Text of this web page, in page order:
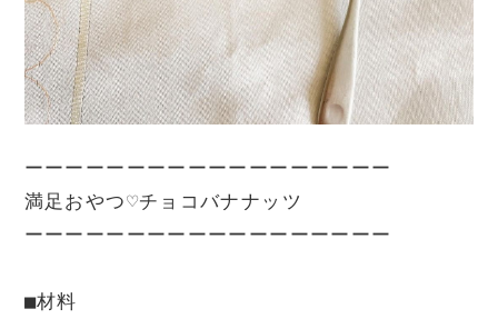
ーーーーーーーーーーーーーーーーーー
満足おやつ♡チョコバナナッツ
ーーーーーーーーーーーーーーーーーー
■材料